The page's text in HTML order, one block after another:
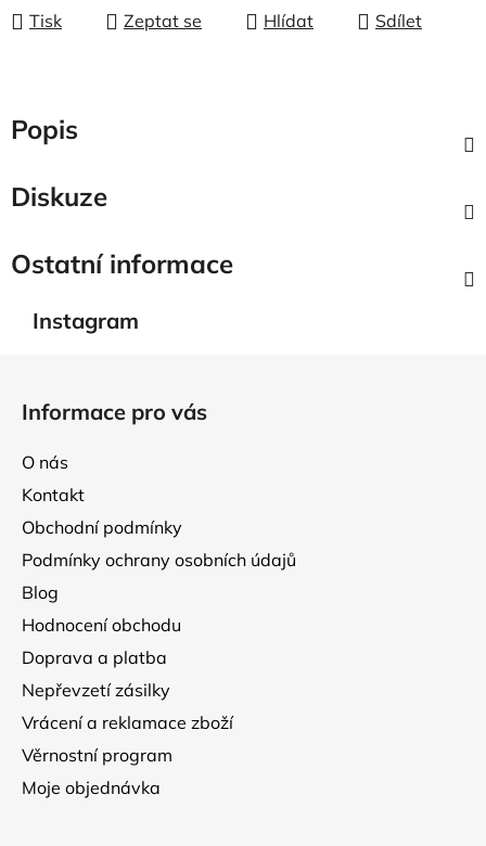
Tisk Zeptat se Hlídat Sdílet
Popis
Diskuze
Ostatní informace
Instagram
Informace pro vás
O nás
Kontakt
Obchodní podmínky
Podmínky ochrany osobních údajů
Blog
Hodnocení obchodu
Doprava a platba
Nepřevzetí zásilky
Vrácení a reklamace zboží
Věrnostní program
Moje objednávka